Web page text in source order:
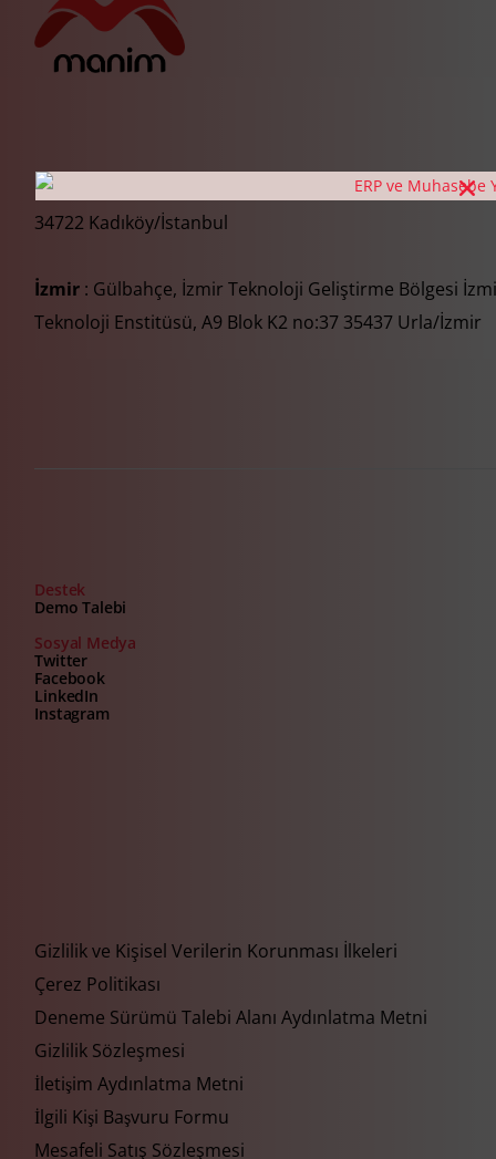
İstanbul
: Eğitim Mah. Adım Sokağı Atak Plaza No:4,
34722 Kadıköy/İstanbul
İzmir : Gülbahçe, İzmir Teknoloji Geliştirme Bölgesi
Teknoloji Enstitüsü, A9 Blok K2 no:37 35437 Urla/İzmir
Destek
Demo Talebi
Sosyal Medya
Twitter
Facebook
LinkedIn
Instagram
Gizlilik ve Kişisel Verilerin Korunması İlkeleri
Çerez Politikası
Deneme Sürümü Talebi Alanı Aydınlatma Metni
Gizlilik Sözleşmesi
İletişim Aydınlatma Metni
İlgili Kişi Başvuru Formu
Mesafeli Satış Sözleşmesi